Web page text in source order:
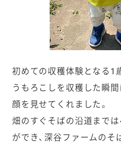
初めての収穫体験となる1
うもろこしを収穫した瞬
顔を見せてくれました。
畑のすぐそばの沿道まで
ができ、深谷ファームのそ